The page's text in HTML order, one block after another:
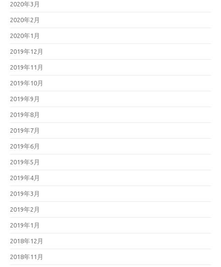
2020年3月
2020年2月
2020年1月
2019年12月
2019年11月
2019年10月
2019年9月
2019年8月
2019年7月
2019年6月
2019年5月
2019年4月
2019年3月
2019年2月
2019年1月
2018年12月
2018年11月